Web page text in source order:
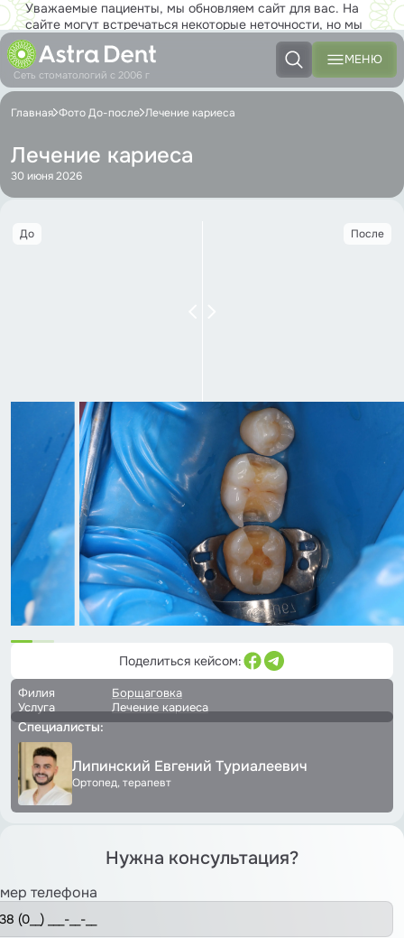
Уважаемые пациенты, мы обновляем сайт для вас. На
сайте могут встречаться некоторые неточности, но мы
работаем над тем, чтобы совсем скоро вы с
удовольствием могли пользоваться новым сайтом в полной
мере!
Сеть стоматологий с 2006 г
МЕНЮ
Главная Фото До-после Лечение кариеса
Лечение кариеса
30 июня 2026
До После
Поделиться кейсом:
Филия
Борщаговка
Услуга
Лечение кариеса
Специалисты:
Липинский Евгений Туриалеевич
Ортопед, терапевт
Нужна консультация?
телефона